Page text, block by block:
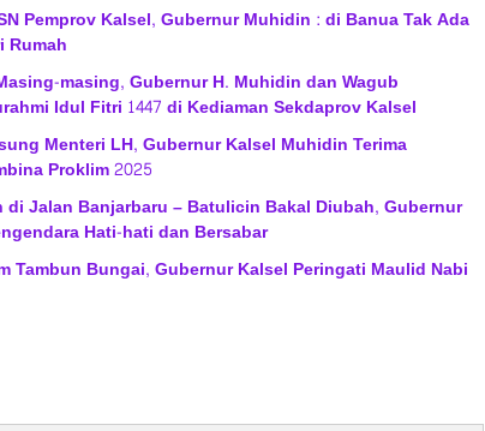
Pemprov Kalsel, Gubernur Muhidin : di Banua Tak Ada
Rumah
masing, Gubernur H. Muhidin dan Wagub
Idul Fitri 1447 di Kediaman Sekdaprov Kalsel
Menteri LH, Gubernur Kalsel Muhidin Terima
Proklim 2025
di Jalan Banjarbaru – Batulicin Bakal Diubah, Gubernur
Hati-hati dan Bersabar
Tambun Bungai, Gubernur Kalsel Peringati Maulid Nabi